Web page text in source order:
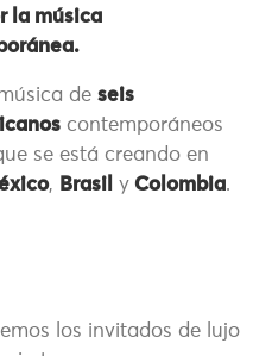
la música
de seis
contemporáneos
se está creando en
, Brasil y Colombia.
los invitados de lujo